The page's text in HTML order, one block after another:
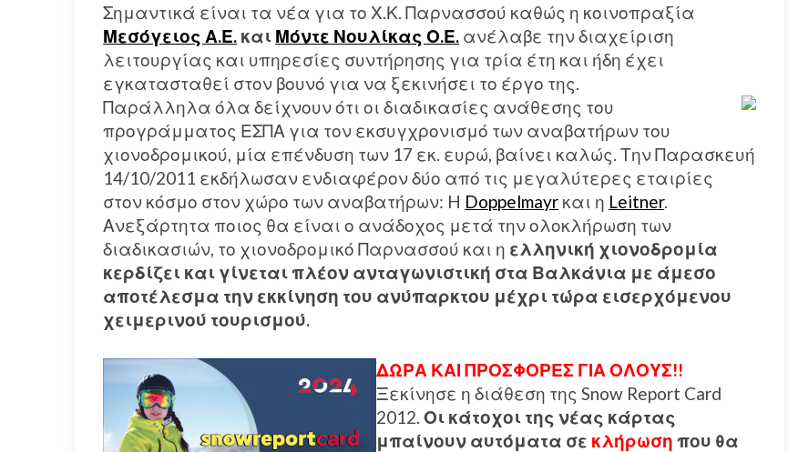
Σημαντικά είναι τα νέα για το Χ.Κ. Παρνασσού καθώς η κοινοπραξία
Μεσόγειος Α.Ε. και Μόντε Νουλίκας Ο.Ε. ανέλαβε την διαχείριση
λειτουργίας και υπηρεσίες συντήρησης για τρία έτη και ήδη έχει
εγκατασταθεί στον βουνό για να ξεκινήσει το έργο της.
Παράλληλα όλα δείχνουν ότι οι διαδικασίες ανάθεσης του
προγράμματος ΕΣΠΑ για τον εκσυγχρονισμό των αναβατήρων του
χιονοδρομικού, μία επένδυση των 17 εκ. ευρώ, βαίνει καλώς. Την Παρασκευή
14/10/2011 εκδήλωσαν ενδιαφέρον δύο από τις μεγαλύτερες εταιρίες
στον κόσμο στον χώρο των αναβατήρων: H Doppelmayr και η Leitner.
Ανεξάρτητα ποιος θα είναι ο ανάδοχος μετά την ολοκλήρωση των
διαδικασιών, το χιονοδρομικό Παρνασσού και η ελληνική χιονοδρομία
κερδίζει και γίνεται πλέον ανταγωνιστική στα Βαλκάνια με άμεσο
αποτέλεσμα την εκκίνηση του ανύπαρκτου μέχρι τώρα εισερχόμενου
χειμερινού τουρισμού.
ΔΩΡΑ ΚΑΙ ΠΡΟΣΦΟΡΕΣ ΓΙΑ ΟΛΟΥΣ!!
Ξεκίνησε η διάθεση της Snow Report Card
2012.Οι κάτοχοι της νέας κάρτας
μπαίνουν αυτόματα σε κλήρωση που θα